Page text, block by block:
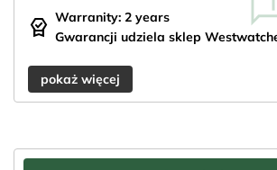
editor_choice Warranity: 2 years
Gwarancji udziela sklep
pokaż więcej